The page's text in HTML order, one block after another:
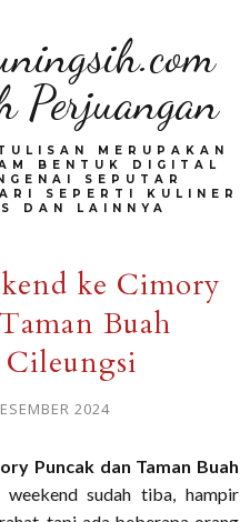
Perjuangan
MERUPAKAN
BENTUK DIGITAL
SEPUTAR
SEPERTI KULINER
DAN LAINNYA
ke Cimory
Buah
2024
Puncak dan Taman Buah
weekend sudah tiba, hampir